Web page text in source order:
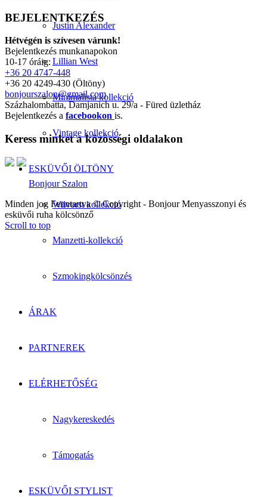
Justin Alexander
Lillian West
Minimalista kollekció
Vintage kollekció
ESKÜVŐI ÖLTÖNY
Wilvorst kollekció
Manzetti-kollekció
Szmokingkölcsönzés
ÁRAK
PARTNEREK
ELÉRHETŐSÉG
Nagykereskedés
Támogatás
ESKÜVŐI STYLIST
BEJELENTKEZÉS
Hétvégén is szívesen várunk!
Bejelentkezés munkanapokon
10-17 óráig:
+36 20 4747-448
+36 20 4249-430 (Öltöny)
bonjourszalon@gmail.com
Százhalombatta, Damjanich u. 29/a - Füred üzletház
Bejelentkezés a facebookon is.
Keress minket a közösségi oldalakon
Bonjour Szalon
Minden jog Fenntartva © Copyright - Bonjour Menyasszonyi és
esküvői ruha kölcsönző
Scroll to top